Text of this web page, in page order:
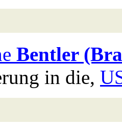
Bentler
in die,